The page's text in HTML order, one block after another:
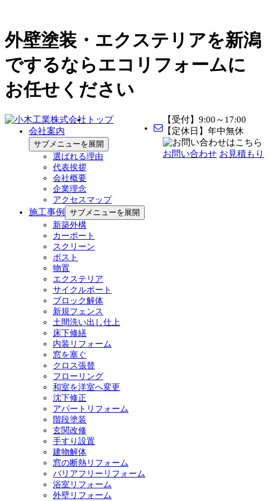
外壁塗装・エクステリアを新潟
でするならエコリフォームに
お任せください
【受付】9:00～17:00
【定休日】年中無休
お問い合わせ お見積もり
トップ
会社案内
サブメニューを展開
選ばれる理由
代表挨拶
会社概要
企業理念
アクセスマップ
施工事例
サブメニューを展開
新築外構
カーポート
スクリーン
ポスト
物置
エクステリア
サイクルポート
ブロック解体
新規フェンス
土間洗い出し仕上
床下修繕
内装リフォーム
窓を塞ぐ
クロス張替
フローリング
和室を洋室へ変更
沈下修正
アパートリフォーム
階段塗装
玄関改修
手すり設置
建物解体
窓の断熱リフォーム
バリアフリーリフォーム
浴室リフォーム
外壁リフォーム